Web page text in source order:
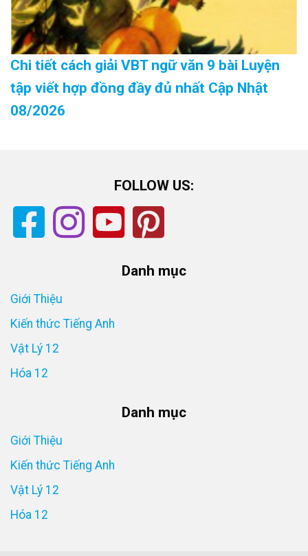
Chi tiết cách giải VBT ngữ văn 9 bài Luyện
tập viết hợp đồng đầy đủ nhất Cập Nhật
08/2026
FOLLOW US:
Danh mục
Giới Thiệu
Kiến thức Tiếng Anh
Vật Lý 12
Hóa 12
Danh mục
Giới Thiệu
Kiến thức Tiếng Anh
Vật Lý 12
Hóa 12